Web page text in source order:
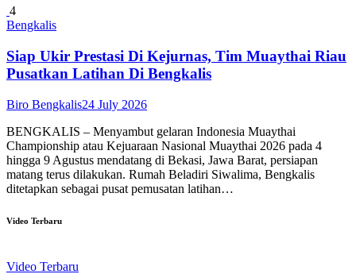
4
Bengkalis
Siap Ukir Prestasi Di Kejurnas, Tim Muaythai Riau
Pusatkan Latihan Di Bengkalis
Biro Bengkalis24 July 2026
BENGKALIS – Menyambut gelaran Indonesia Muaythai
Championship atau Kejuaraan Nasional Muaythai 2026 pada 4
hingga 9 Agustus mendatang di Bekasi, Jawa Barat, persiapan
matang terus dilakukan. Rumah Beladiri Siwalima, Bengkalis
ditetapkan sebagai pusat pemusatan latihan…
Video Terbaru
Video Terbaru